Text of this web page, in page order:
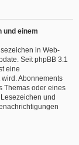
und einem
in Web-
Seit phpBB 3.1
eine
Abonnements
Themas oder eines
und